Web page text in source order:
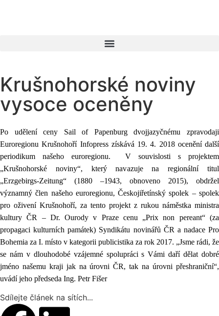
Krušnohorské noviny
vysoce oceněny
Po udělení ceny Sail of Papenburg dvojjazyčnému zpravodaji
Euroregionu Krušnohoří Infopress získává 19. 4. 2018 ocenění další
periodikum našeho euroregionu. V souvislosti s projektem
„Krušnohorské noviny“, který navazuje na regionální titul
„Erzgebirgs-Zeitung“ (1880 –1943, obnoveno 2015), obdržel
významný člen našeho euroregionu, Českojiřetínský spolek – spolek
pro oživení Krušnohoří, za tento projekt z rukou náměstka ministra
kultury ČR – Dr. Ourody v Praze cenu „Prix non pereant“ (za
propagaci kulturních památek) Syndikátu novinářů ČR a nadace Pro
Bohemia za I. místo v kategorii publicistika za rok 2017. „Jsme rádi, že
se nám v dlouhodobé vzájemné spolupráci s Vámi daří dělat dobré
jméno našemu kraji jak na úrovni ČR, tak na úrovni přeshraniční“,
uvádí jeho předseda Ing. Petr Fišer
Sdílejte článek na sítích...